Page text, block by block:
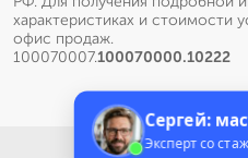
характеристиках и стоимости
офис продаж.
100070007.100070000.10222
Сергей:
Эксперт со